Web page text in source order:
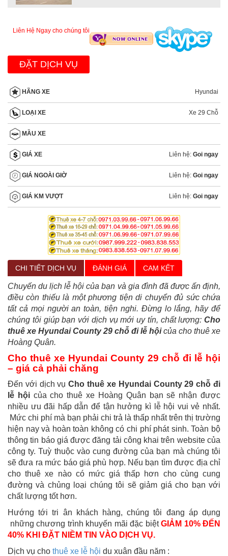
Liên Hệ Ngay cho chúng tôi
ĐẶT DỊCH VỤ
HÃNG XE Hyundai
LOẠI XE Xe 29 Chỗ
MẦU XE
GIÁ XE Liên hệ: Goi ngay
GIÁ NGOÀI GIỜ Liên hệ: Goi ngay
GIÁ KM VƯỢT Liên hệ: Goi ngay
CHI TIẾT DỊCH VỤ ĐÁNH GIÁ CAM KẾT
Chuyến du lịch lễ hội của bạn và gia đình đã được ấn định,
điều còn thiếu là một phương tiện di chuyển đủ sức chứa
tất cả mọi người an toàn, tiện nghi. Đừng lo lắng, hãy để
chúng tôi giúp bạn với dịch vụ mới uy tín, chất lượng: Cho
thuê xe Hyundai County 29 chỗ đi lễ hộicủa cho thuê xe
Hoàng Quân.
Cho thuê xe Hyundai County 29 chỗ đi lễ hội
– giá cả phải chăng
Đến với dịch vụCho thuê xe Hyundai County 29 chỗ đi
lễ hộicủa cho thuê xe Hoàng Quân bạn sẽ nhận được
nhiều ưu đãi hấp dẫn để tận hưởng kì lễ hội vui vẻ nhất.
Mức chi phí mà bạn phải chi trả là thấp nhất trên thị trường
hiện nay và hoàn toàn không có chi phí phát sinh. Toàn bộ
thông tin báo giá được đăng tải công khai trên website của
công ty. Tuỳ thuộc vào cung đường của bạn mà chúng tôi
sẽ đưa ra mức báo giá phù hợp. Nếu bạn tìm được địa chỉ
cho thuê xe nào có mức giá thấp hơn cho cùng cung
đường và chủng loại chúng tôi sẽ giảm giá cho bạn với
chất lượng tốt hơn.
Hướng tới tri ân khách hàng, chúng tôi đang áp dụng
những chương trình khuyến mãi đặc biệtGIẢM 10% ĐẾN
40% KHI ĐẶT NIỀM TIN VÀO DỊCH VỤ.
Dịch vụ cho thuê xe lễ hội du xuân đầu năm :